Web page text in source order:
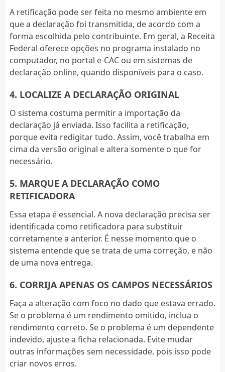
A retificação pode ser feita no mesmo ambiente em
que a declaração foi transmitida, de acordo com a
forma escolhida pelo contribuinte. Em geral, a Receita
Federal oferece opções no programa instalado no
computador, no portal e-CAC ou em sistemas de
declaração online, quando disponíveis para o caso.
4. LOCALIZE A DECLARAÇÃO ORIGINAL
O sistema costuma permitir a importação da
declaração já enviada. Isso facilita a retificação,
porque evita redigitar tudo. Assim, você trabalha em
cima da versão original e altera somente o que for
necessário.
5. MARQUE A DECLARAÇÃO COMO
RETIFICADORA
Essa etapa é essencial. A nova declaração precisa ser
identificada como retificadora para substituir
corretamente a anterior. É nesse momento que o
sistema entende que se trata de uma correção, e não
de uma nova entrega.
6. CORRIJA APENAS OS CAMPOS NECESSÁRIOS
Faça a alteração com foco no dado que estava errado.
Se o problema é um rendimento omitido, inclua o
rendimento correto. Se o problema é um dependente
indevido, ajuste a ficha relacionada. Evite mudar
outras informações sem necessidade, pois isso pode
criar novos erros.